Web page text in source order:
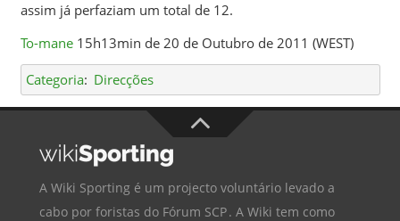
assim já perfaziam um total de 12.
To-mane15h13min de 20 de Outubro de 2011 (WEST)
Categoria: Direcções
A Wiki Sporting é um projecto voluntário levado a
cabo por foristas do Fórum SCP. A Wiki tem como